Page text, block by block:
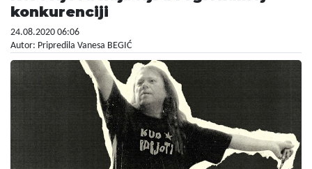
konkurenciji
24.08.2020 06:06
Autor: Pripredila Vanesa BEGIĆ